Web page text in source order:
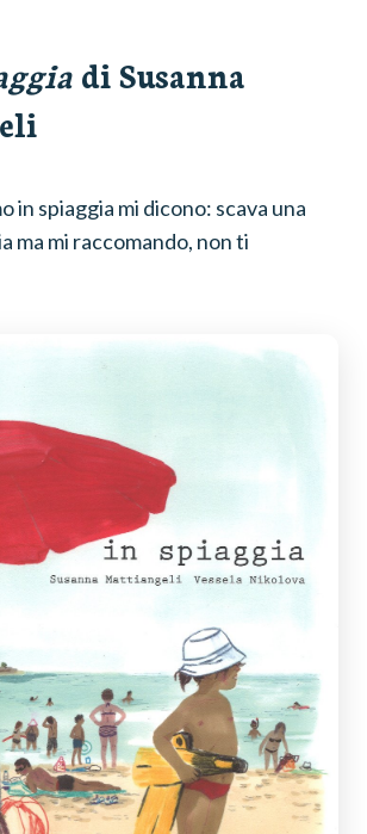
di Susanna
in spiaggia mi dicono: scava una
ma mi raccomando, non ti